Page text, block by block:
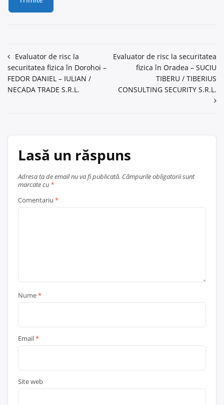
Navigare
în
articole
Evaluator de risc la
securitatea fizica în Dorohoi –
FEDOR DANIEL – IULIAN /
NECADA TRADE S.R.L.
Evaluator de risc la securitatea
fizica în Oradea – SUCIU
TIBERU / TIBERIUS
CONSULTING SECURITY S.R.L.
Lasă un răspuns
Adresa ta de email nu va fi publicată. Câmpurile obligatorii sunt
marcate cu *
Comentariu *
Nume*
Email*
Site web